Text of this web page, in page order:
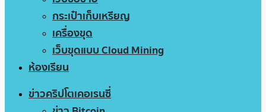
กระเป๋าเก็บเหรียญ
เครื่องขุด
เว็บขุดแบบ Cloud Mining
ห้องเรียน
ข่าวคริปโตเคอเรนซี่